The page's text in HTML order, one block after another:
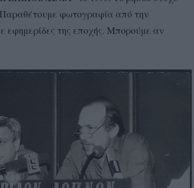
φωτογραφία από την
της εποχής. Μπορούμε αν